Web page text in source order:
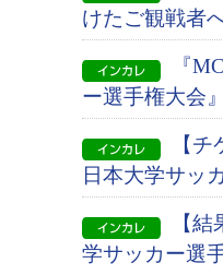
けたご観戦者
『
ー選手権大会
【
日本大学サッ
【
学サッカー選